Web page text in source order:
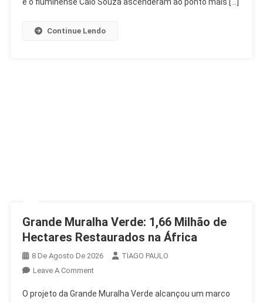
Continue Lendo
Grande Muralha Verde: 1,66 Milhão de
Hectares Restaurados na África
8 De Agosto De 2026
TIAGO PAULO
Leave A CommentOn
Muralha
O projeto da Grande Muralha Verde alcançou um marco